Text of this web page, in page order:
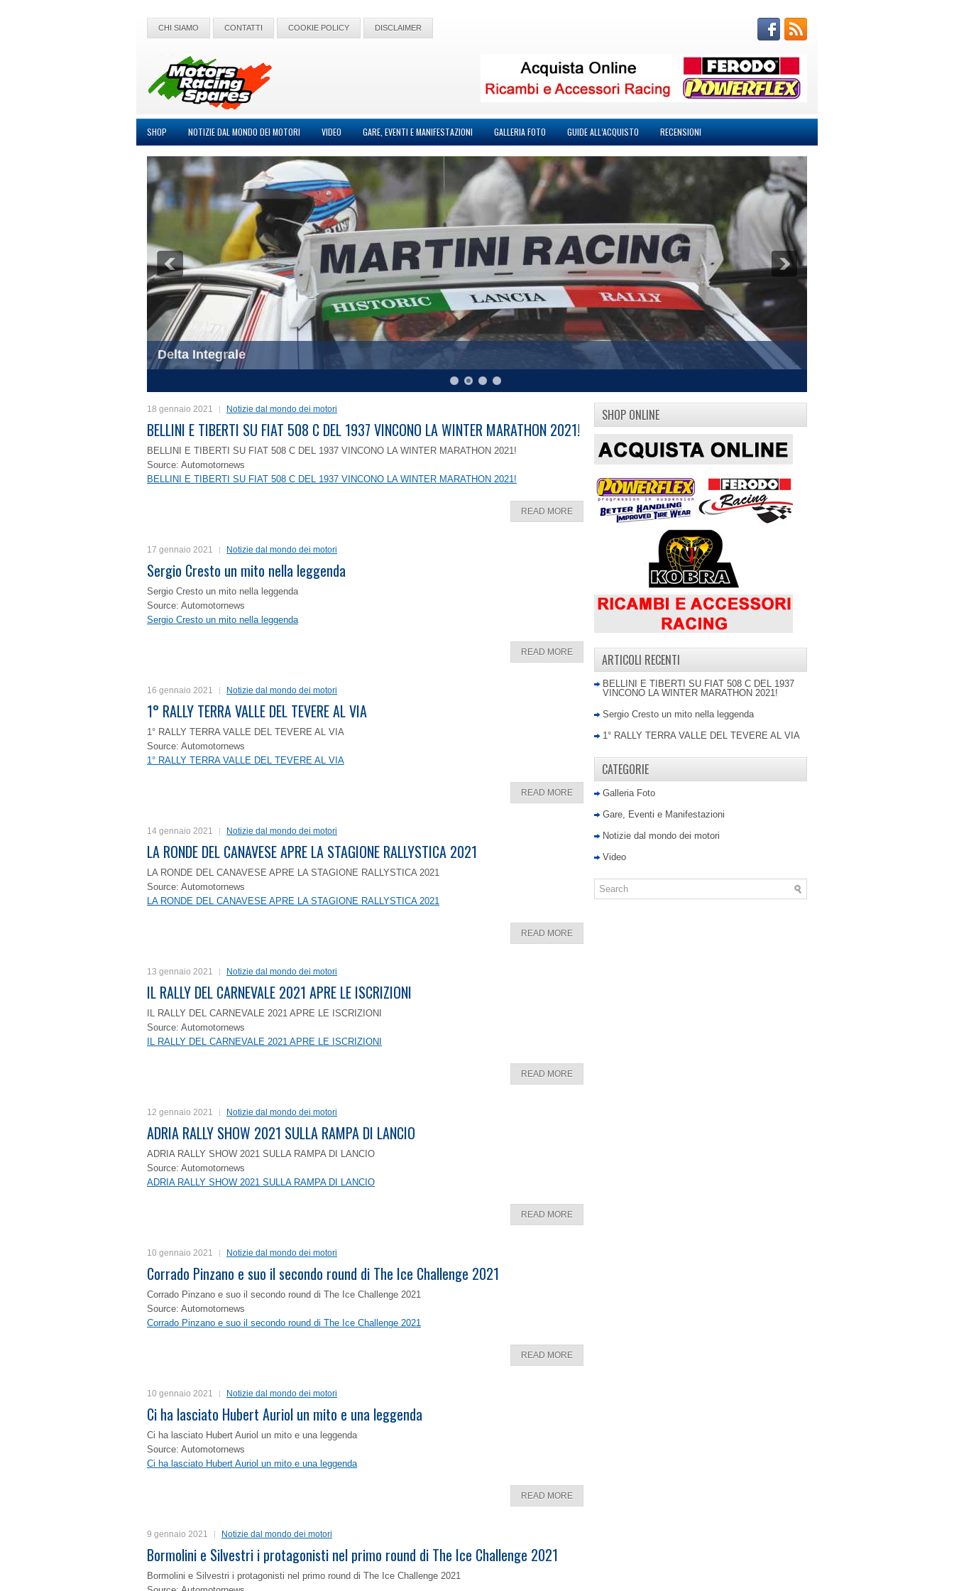
CHI SIAMO CONTATTI COOKIE POLICY DISCLAIMER
SHOP NOTIZIE DAL MONDO DEI MOTORI VIDEO GARE, EVENTI E MANIFESTAZIONI GALLERIA FOTO GUIDE ALL’ACQUISTO RECENSIONI
Delta Integrale
18 gennaio 2021 Notizie dal mondo dei motori
BELLINI E TIBERTI SU FIAT 508 C DEL 1937 VINCONO LA WINTER MARATHON 2021!
BELLINI E TIBERTI SU FIAT 508 C DEL 1937 VINCONO LA WINTER MARATHON 2021!
Source: Automotornews
BELLINI E TIBERTI SU FIAT 508 C DEL 1937 VINCONO LA WINTER MARATHON 2021!
READ MORE
17 gennaio 2021 Notizie dal mondo dei motori
Sergio Cresto un mito nella leggenda
Sergio Cresto un mito nella leggenda
Source: Automotornews
Sergio Cresto un mito nella leggenda
READ MORE
16 gennaio 2021 Notizie dal mondo dei motori
1° RALLY TERRA VALLE DEL TEVERE AL VIA
1° RALLY TERRA VALLE DEL TEVERE AL VIA
Source: Automotornews
1° RALLY TERRA VALLE DEL TEVERE AL VIA
READ MORE
14 gennaio 2021 Notizie dal mondo dei motori
LA RONDE DEL CANAVESE APRE LA STAGIONE RALLYSTICA 2021
LA RONDE DEL CANAVESE APRE LA STAGIONE RALLYSTICA 2021
Source: Automotornews
LA RONDE DEL CANAVESE APRE LA STAGIONE RALLYSTICA 2021
READ MORE
13 gennaio 2021 Notizie dal mondo dei motori
IL RALLY DEL CARNEVALE 2021 APRE LE ISCRIZIONI
IL RALLY DEL CARNEVALE 2021 APRE LE ISCRIZIONI
Source: Automotornews
IL RALLY DEL CARNEVALE 2021 APRE LE ISCRIZIONI
READ MORE
12 gennaio 2021 Notizie dal mondo dei motori
ADRIA RALLY SHOW 2021 SULLA RAMPA DI LANCIO
ADRIA RALLY SHOW 2021 SULLA RAMPA DI LANCIO
Source: Automotornews
ADRIA RALLY SHOW 2021 SULLA RAMPA DI LANCIO
READ MORE
10 gennaio 2021 Notizie dal mondo dei motori
Corrado Pinzano e suo il secondo round di The Ice Challenge 2021
Corrado Pinzano e suo il secondo round di The Ice Challenge 2021
Source: Automotornews
Corrado Pinzano e suo il secondo round di The Ice Challenge 2021
READ MORE
10 gennaio 2021 Notizie dal mondo dei motori
Ci ha lasciato Hubert Auriol un mito e una leggenda
Ci ha lasciato Hubert Auriol un mito e una leggenda
Source: Automotornews
Ci ha lasciato Hubert Auriol un mito e una leggenda
READ MORE
9 gennaio 2021 Notizie dal mondo dei motori
Bormolini e Silvestri i protagonisti nel primo round di The Ice Challenge 2021
Bormolini e Silvestri i protagonisti nel primo round di The Ice Challenge 2021
SHOP ONLINE
ARTICOLI RECENTI
BELLINI E TIBERTI SU FIAT 508 C DEL 1937
VINCONO LA WINTER MARATHON 2021!
Sergio Cresto un mito nella leggenda
1° RALLY TERRA VALLE DEL TEVERE AL VIA
CATEGORIE
Galleria Foto
Gare, Eventi e Manifestazioni
Notizie dal mondo dei motori
Video